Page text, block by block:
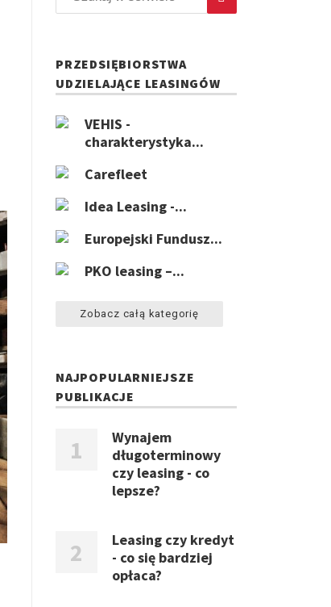
PRZEDSIĘBIORSTWA
UDZIELAJĄCE LEASINGÓW
VEHIS -
charakterystyka...
Carefleet
Idea Leasing -...
Europejski Fundusz...
PKO leasing –...
Zobacz całą kategorię
NAJPOPULARNIEJSZE
PUBLIKACJE
Wynajem
długoterminowy
czy leasing - co
lepsze?
Leasing czy kredyt
- co się bardziej
opłaca?